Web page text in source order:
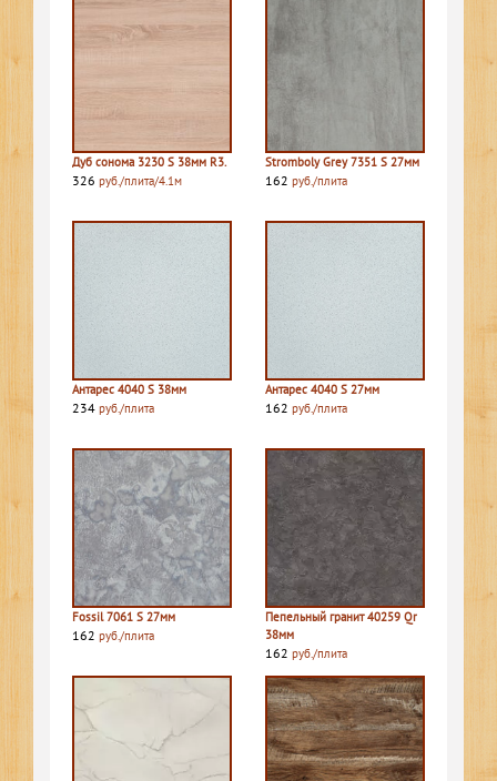
Дуб сонома 3230 S 38мм R3.
326 руб./плита/4.1м
Stromboly Grey 7351 S 27мм
162 руб./плита
Антарес 4040 S 38мм
234 руб./плита
Антарес 4040 S 27мм
162 руб./плита
Fossil 7061 S 27мм
162 руб./плита
Пепельный гранит 40259 Qr
38мм
162 руб./плита